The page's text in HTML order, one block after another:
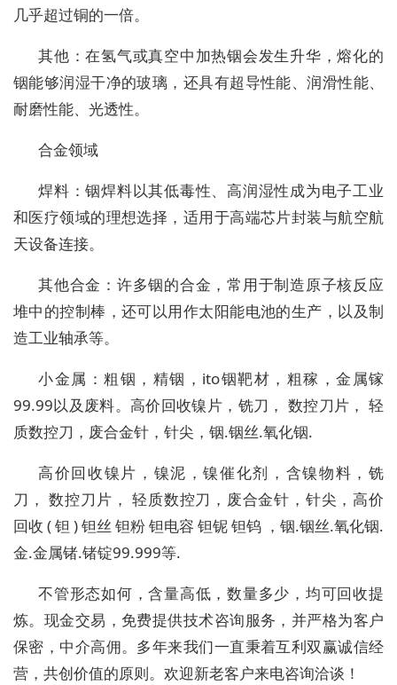
几乎超过铜的一倍。
其他：在氢气或真空中加热铟会发生升华，熔化的
铟能够润湿干净的玻璃，还具有超导性能、润滑性能、
耐磨性能、光透性。
合金领域
焊料：铟焊料以其低毒性、高润湿性成为电子工业
和医疗领域的理想选择，适用于高端芯片封装与航空航
天设备连接。
其他合金：许多铟的合金，常用于制造原子核反应
堆中的控制棒，还可以用作太阳能电池的生产，以及制
造工业轴承等。
小金属：粗铟，精铟，ito铟靶材，粗稼，金属镓
99.99以及废料。高价回收镍片，铣刀， 数控刀片， 轻
质数控刀，废合金针，针尖，铟.铟丝.氧化铟.
高价回收镍片，镍泥，镍催化剂，含镍物料，铣
刀， 数控刀片， 轻质数控刀，废合金针，针尖，高价
回收 ( 钽 ) 钽丝 钽粉 钽电容 钽铌 钽钨 ，铟.铟丝.氧化铟.
金.金属锗.锗锭99.999等.
不管形态如何，含量高低，数量多少，均可回收提
炼。现金交易，免费提供技术咨询服务，并严格为客户
保密，中介高佣。多年来我们一直秉着互利双赢诚信经
营，共创价值的原则。欢迎新老客户来电咨询洽谈！